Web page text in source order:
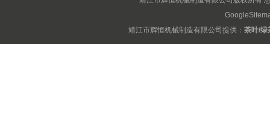
靖江市辉恒机械制造有限公司提供： 茶叶/绿